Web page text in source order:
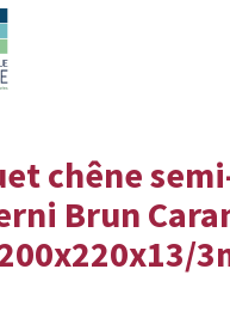
chêne
Brun